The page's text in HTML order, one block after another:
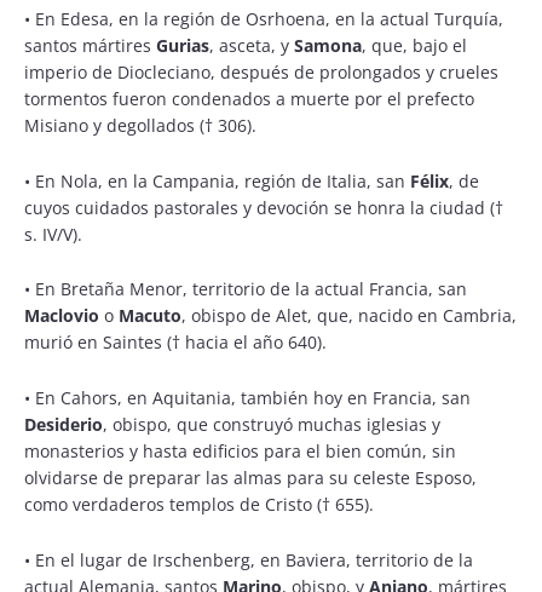
• En Edesa, en la región de Osrhoena, en la actual Turquía,
santos mártires Gurias, asceta, y Samona, que, bajo el
imperio de Diocleciano, después de prolongados y crueles
tormentos fueron condenados a muerte por el prefecto
Misiano y degollados († 306).
• En Nola, en la Campania, región de Italia, san Félix, de
cuyos cuidados pastorales y devoción se honra la ciudad (†
s. IV/V).
• En Bretaña Menor, territorio de la actual Francia, san
Maclovio o Macuto, obispo de Alet, que, nacido en Cambria,
murió en Saintes († hacia el año 640).
• En Cahors, en Aquitania, también hoy en Francia, san
Desiderio, obispo, que construyó muchas iglesias y
monasterios y hasta edificios para el bien común, sin
olvidarse de preparar las almas para su celeste Esposo,
como verdaderos templos de Cristo († 655).
• En el lugar de Irschenberg, en Baviera, territorio de la
actual Alemania, santos Marino, obispo, y Aniano, mártires